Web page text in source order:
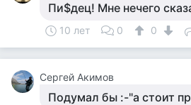
Пи$дец! Мне нечего
10 лет 0 0
Сергей Акимов
Подумал бы :-"а стоит